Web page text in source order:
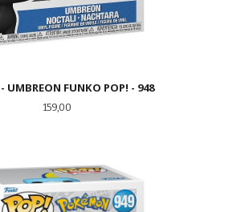
UMBREON FUNKO POP! - 948
Pris
159,00